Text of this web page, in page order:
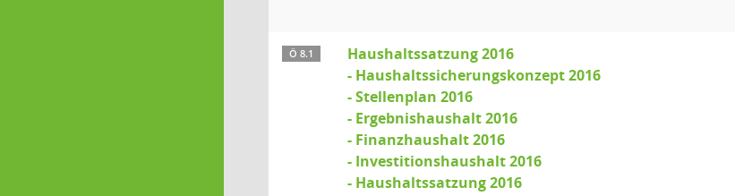
Ö 8.1
Haushaltssatzung 2016
- Haushaltssicherungskonzept 2016
- Stellenplan 2016
- Ergebnishaushalt 2016
- Finanzhaushalt 2016
- Investitionshaushalt 2016
- Haushaltssatzung 2016